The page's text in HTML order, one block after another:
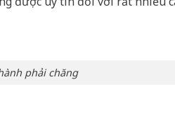
phải chăng